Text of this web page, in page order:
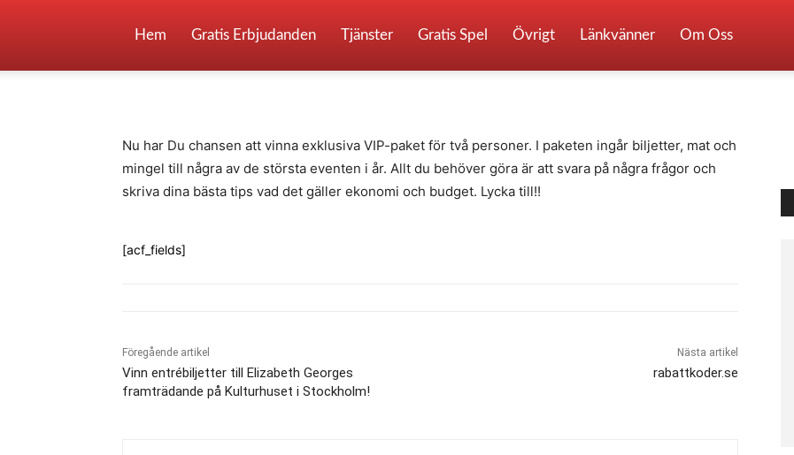
Hem Gratis Erbjudanden Tjänster Gratis Spel Övrigt Länkvänner Om Oss
Nu har Du chansen att vinna exklusiva VIP-paket för två personer. I paketen ingår biljetter, mat och
mingel till några av de största eventen i år. Allt du behöver göra är att svara på några frågor och
skriva dina bästa tips vad det gäller ekonomi och budget. Lycka till!!
[acf_fields]
Föregående artikel
Vinn entrébiljetter till Elizabeth Georges
framträdande på Kulturhuset i Stockholm!
Nästa artikel
rabattkoder.se